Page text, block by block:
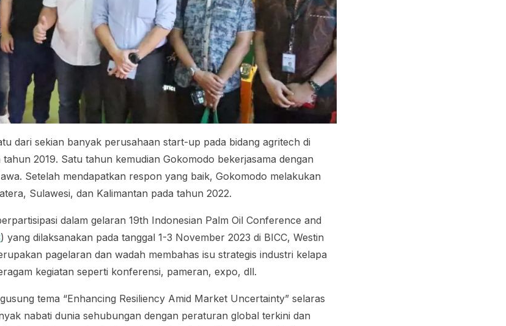
dari sekian banyak perusahaanstart-up pada bidang agritech di
2019. Satu tahun kemudian Gokomodo bekerjasama dengan
Setelah mendapatkan respon yang baik, Gokomodo melakukan
Sulawesi, dan Kalimantan pada tahun 2022.
dalam gelaran19th Indonesian Palm Oil Conference and
)yang dilaksanakan pada tanggal 1-3 November 2023 di BICC, Westin
pagelaran dan wadah membahas isu strategis industri kelapa
kegiatan seperti konferensi, pameran, expo, dll.
tema “Enhancing Resiliency Amid Market Uncertainty” selaras
nabati dunia sehubungan dengan peraturan global terkini dan